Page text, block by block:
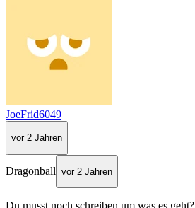
JoeFrid6049
vor 2 Jahren
Dragonball vor 2 Jahren